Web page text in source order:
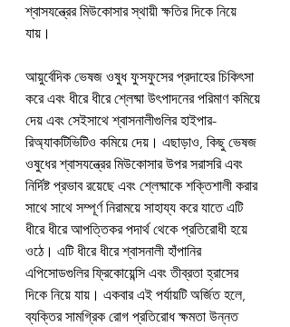
শ্বাসযন্ত্রের মিউকোসার স্থায়ী ক্ষতির দিকে নিয়ে
যায়।
আয়ুর্বেদিক ভেষজ ওষুধ ফুসফুসের প্রদাহের চিকিৎসা
করে এবং ধীরে ধীরে শ্লেষ্মা উৎপাদনের পরিমাণ কমিয়ে
দেয় এবং সেইসাথে শ্বাসনালীগুলির হাইপার-
রিঅ্যাকটিভিটিও কমিয়ে দেয়। এছাড়াও, কিছু ভেষজ
ওষুধের শ্বাসযন্ত্রের মিউকোসার উপর সরাসরি এবং
নির্দিষ্ট প্রভাব রয়েছে এবং শ্লেষ্মাকে শক্তিশালী করার
সাথে সাথে সম্পূর্ণ নিরাময়ে সাহায্য করে যাতে এটি
ধীরে ধীরে আপত্তিকর পদার্থ থেকে প্রতিরোধী হয়ে
ওঠে। এটি ধীরে ধীরে শ্বাসনালী হাঁপানির
এপিসোডগুলির ফ্রিকোয়েন্সি এবং তীব্রতা হ্রাসের
দিকে নিয়ে যায়। একবার এই পর্যায়টি অর্জিত হলে,
ব্যক্তির সামগ্রিক রোগ প্রতিরোধ ক্ষমতা উন্নত